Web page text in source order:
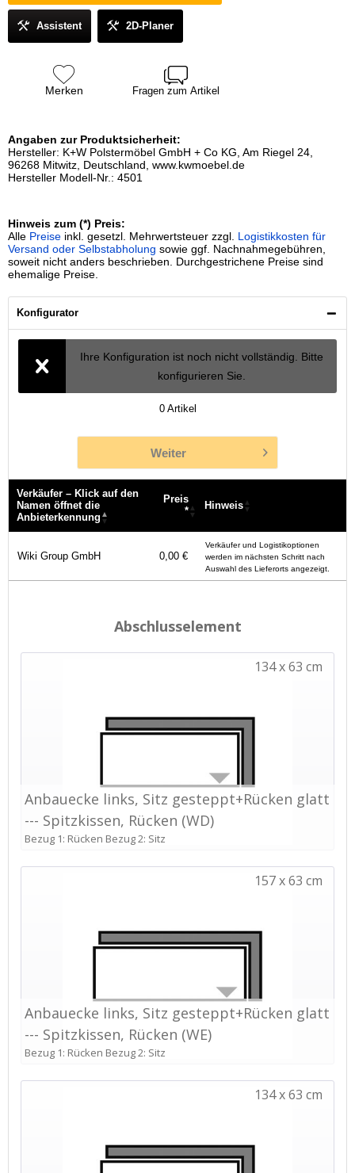
Assistent 2D-Planer
Merken Fragen zum Artikel
Angaben zur Produktsicherheit:
Hersteller: K+W Polstermöbel GmbH + Co KG, Am Riegel 24,
96268 Mitwitz, Deutschland, www.kwmoebel.de
Hersteller Modell-Nr.: 4501
Hinweis zum (*) Preis:
Alle Preise inkl. gesetzl. Mehrwertsteuer zzgl. Logistikkosten für
Versand oder Selbstabholung sowie ggf. Nachnahmegebühren,
soweit nicht anders beschrieben. Durchgestrichene Preise sind
ehemalige Preise.
Konfigurator
Ihre Konfiguration ist noch nicht vollständig. Bitte
konfigurieren Sie.
0 Artikel
Weiter
Verkäufer – Klick auf den
Namen öffnet die
Anbieterkennung
Preis
*
Hinweis
Namen öffnet die
Anbieterkennung
*
Wiki Group GmbH
0,00 €
Verkäufer und Logistikoptionen
werden im nächsten Schritt nach
Auswahl des Lieferorts angezeigt.